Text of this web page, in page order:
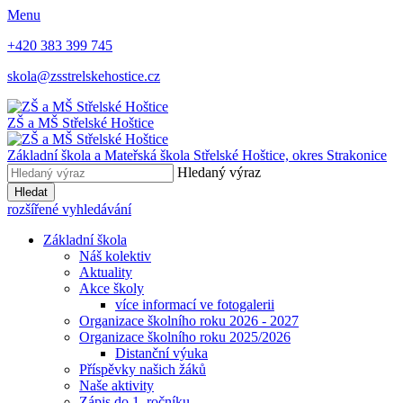
Menu
+420 383 399 745
skola@zsstrelskehostice.cz
ZŠ a MŠ Střelské Hoštice
Základní škola a Mateřská škola Střelské Hoštice, okres Strakonice
Hledaný výraz
Hledat
rozšířené vyhledávání
Základní škola
Náš kolektiv
Aktuality
Akce školy
více informací ve fotogalerii
Organizace školního roku 2026 - 2027
Organizace školního roku 2025/2026
Distanční výuka
Příspěvky našich žáků
Naše aktivity